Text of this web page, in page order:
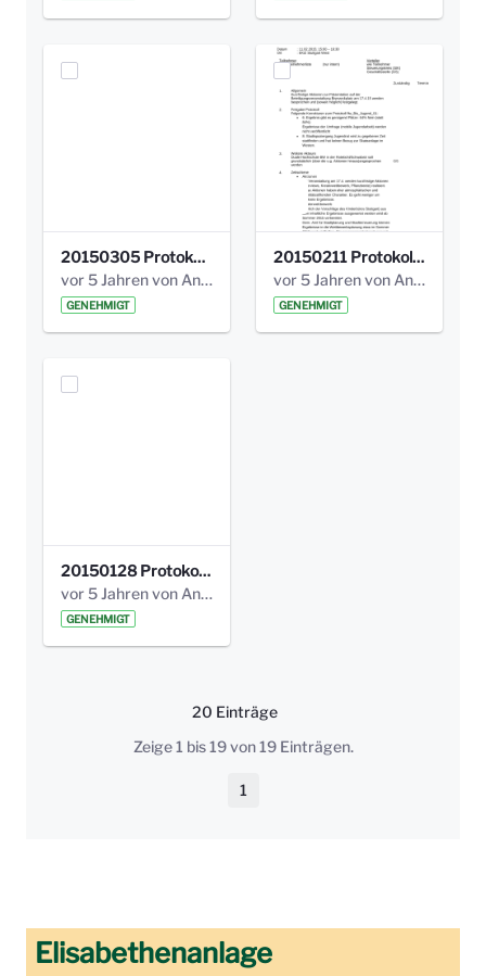
20150305 Protokoll Bismarckplatz _UrbanG_01.pdf
vor 5 Jahren von Anni Schlumberger
GENEHMIGT
20150211 Protokoll Bismarckplatz_Jugend_02b.pdf
vor 5 Jahren von Anni Schlumberger
GENEHMIGT
20150128 Protokoll Bismarckplatz_Jugend_01.pdf
vor 5 Jahren von Anni Schlumberger
GENEHMIGT
20 Einträge
Pro Seite
Zeige 1 bis 19 von 19 Einträgen.
Seite
1
Elisabethenanlage